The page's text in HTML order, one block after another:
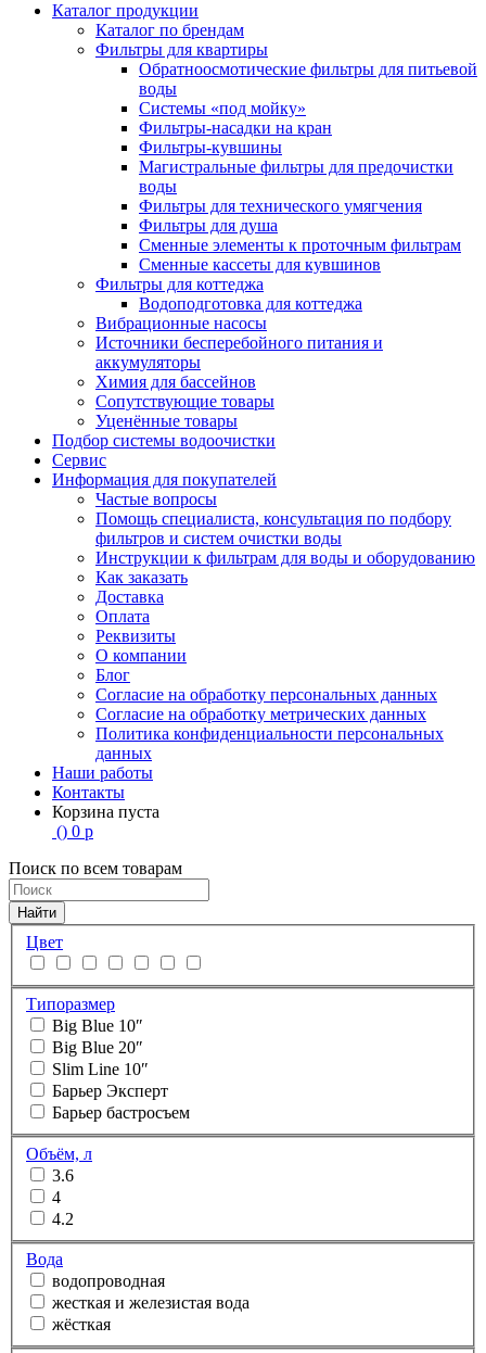
Каталог продукции
Каталог по брендам
Фильтры для квартиры
Обратноосмотические фильтры для питьевой
воды
Системы «под мойку»
Фильтры-насадки на кран
Фильтры-кувшины
Магистральные фильтры для предочистки
воды
Фильтры для технического умягчения
Фильтры для душа
Сменные элементы к проточным фильтрам
Сменные кассеты для кувшинов
Фильтры для коттеджа
Водоподготовка для коттеджа
Вибрационные насосы
Источники бесперебойного питания и
аккумуляторы
Химия для бассейнов
Сопутствующие товары
Уценённые товары
Подбор системы водоочистки
Сервис
Информация для покупателей
Частые вопросы
Помощь специалиста, консультация по подбору
фильтров и систем очистки воды
Инструкции к фильтрам для воды и оборудованию
Как заказать
Доставка
Оплата
Реквизиты
О компании
Блог
Согласие на обработку персональных данных
Согласие на обработку метрических данных
Политика конфиденциальности персональных
данных
Наши работы
Контакты
Корзина пуста
() 0 р
Поиск по всем товарам
Найти
Цвет
Типоразмер
Big Blue 10″
Big Blue 20″
Slim Line 10″
Барьер Эксперт
Барьер бастросъем
Объём, л
3.6
4
4.2
Вода
водопроводная
жесткая и железистая вода
жёсткая